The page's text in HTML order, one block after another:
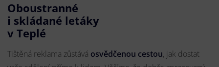
Oboustranné
i skládané letáky
v Teplé
Tištěná reklama zůstává osvědčenou cestou, jak dostat